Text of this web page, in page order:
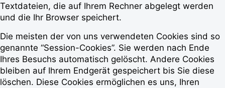
Textdateien, die auf Ihrem Rechner abgelegt werden
und die Ihr Browser speichert.
Die meisten der von uns verwendeten Cookies sind so
genannte “Session-Cookies”. Sie werden nach Ende
Ihres Besuchs automatisch gelöscht. Andere Cookies
bleiben auf Ihrem Endgerät gespeichert bis Sie diese
löschen. Diese Cookies ermöglichen es uns, Ihren